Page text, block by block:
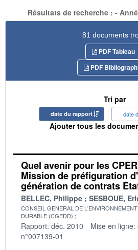
Résultats de recherche : -
81 documents
PDF Tableau
PDF
Tri par
date du rapport date
Ajouter tous les
Quel avenir pour les
Mission de préfiguration
génération de contrats
BELLEC, Philippe SESBOUE,
CONSEIL GENERAL DE
DURABLE (CGEDD)
Rapport: déc. 2010 Mise en ligne:
n°007139-01